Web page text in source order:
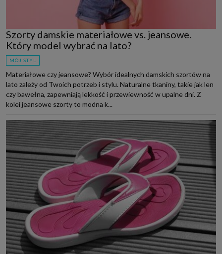
Szorty damskie materiałowe vs. jeansowe.
Który model wybrać na lato?
MÓJ STYL
Materiałowe czy jeansowe? Wybór idealnych damskich szortów na
lato zależy od Twoich potrzeb i stylu. Naturalne tkaniny, takie jak len
czy bawełna, zapewniają lekkość i przewiewność w upalne dni. Z
kolei jeansowe szorty to modna k...